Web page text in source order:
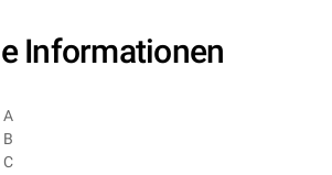
Informationen
A